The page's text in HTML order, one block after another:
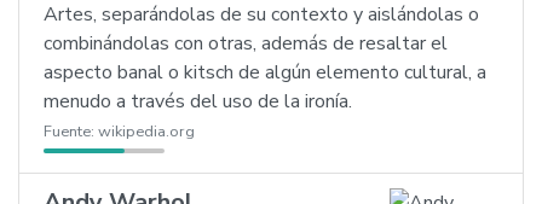
Artes, separándolas de su contexto y aislándolas o
combinándolas con otras, además de resaltar el
aspecto banal o kitsch de algún elemento cultural, a
menudo a través del uso de la ironía.
Fuente: wikipedia.org